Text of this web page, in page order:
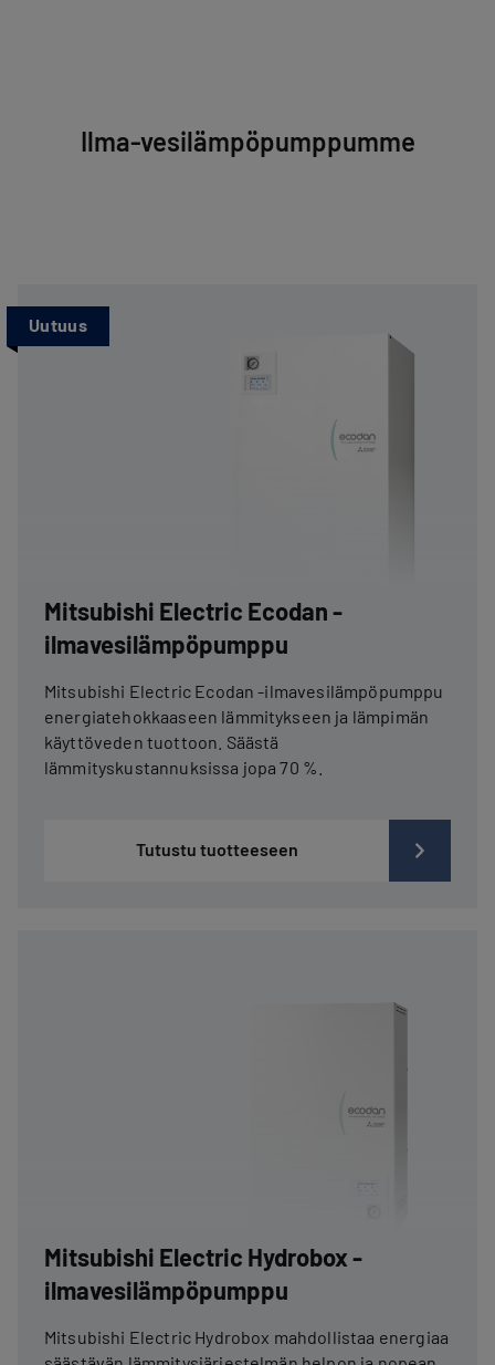
Ilma-vesilämpöpumppumme
Uutuus
Mitsubishi Electric Ecodan -
ilmavesilämpöpumppu
Mitsubishi Electric Ecodan -ilmavesilämpöpumppu
energiatehokkaaseen lämmitykseen ja lämpimän
käyttöveden tuottoon. Säästä
lämmityskustannuksissa jopa 70 %.
Tutustu tuotteeseen
Mitsubishi Electric Hydrobox -
ilmavesilämpöpumppu
Mitsubishi Electric Hydrobox mahdollistaa energiaa